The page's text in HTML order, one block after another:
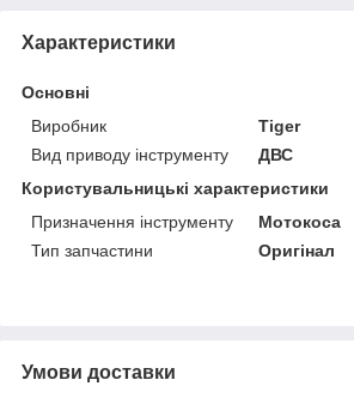
Характеристики
Основні
Виробник
Tiger
Вид приводу інструменту
ДВС
Користувальницькі характеристики
Призначення інструменту
Мотокоса
Тип запчастини
Оригінал
Умови доставки